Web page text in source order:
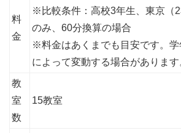
料
金
※比較条件：高校3年生、東京（
のみ、60分換算の場合
※料金はあくまでも目安です。
によって変動する場合があります
教
室
数
15教室